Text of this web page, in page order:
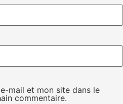
mail et mon site dans le
commentaire.